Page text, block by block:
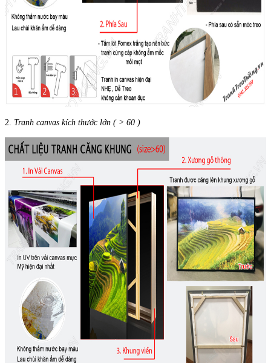
2. Tranh canvas kích thước lớn ( > 60 )